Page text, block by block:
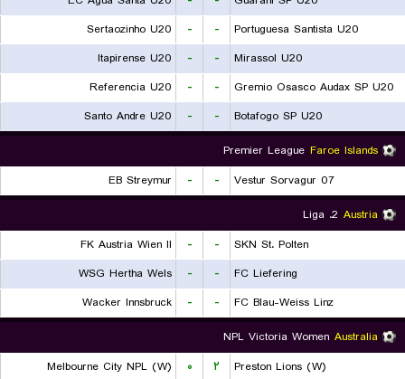
Portuguesa Santista U20
-
-
Sertaozinho U20
Mirassol U20
-
-
Itapirense U20
Gremio Osasco Audax SP U20
-
-
Referencia U20
Botafogo SP U20
-
-
Santo Andre U20
Faroe Islands
Premier League
07 Vestur Sorvagur
-
-
EB Streymur
Austria
2. Liga
SKN St. Polten
-
-
FK Austria Wien II
FC Liefering
-
-
WSG Hertha Wels
FC Blau-Weiss Linz
-
-
Wacker Innsbruck
Australia
NPL Victoria Women
Preston Lions (W)
۲ ۰
Melbourne City NPL (W)